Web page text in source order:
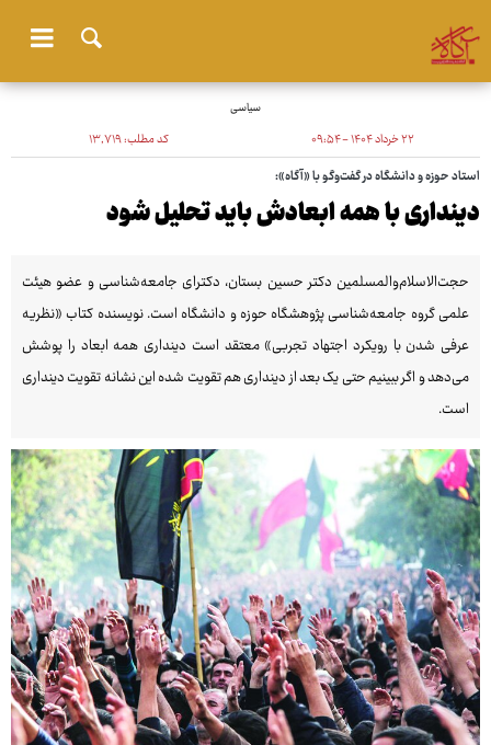
سیاسی
۲۲ خرداد ۱۴۰۴ - ۰۹:۵۴ کد مطلب:۱۳٬۷۱۹
استاد حوزه و دانشگاه در گفت‌وگو با «آگاه»:
دینداری با همه‌ ابعادش باید تحلیل شود
حجت‌الاسلام‌والمسلمین دکتر حسین بستان، دکترای جامعه‌شناسی و عضو هیئت
علمی گروه جامعه‌شناسی پژوهشگاه حوزه و دانشگاه است. نویسنده‌ کتاب «نظریه
عرفی شدن با رویکرد اجتهاد تجربی» معتقد است دینداری همه ابعاد را پوشش
می‌دهد و اگر ببینیم حتی یک بعد از دینداری هم تقویت شده این نشانه تقویت دینداری
است.